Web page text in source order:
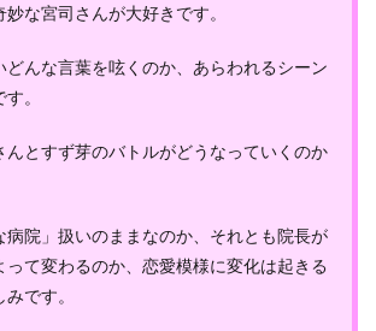
な宮司さんが大好きです。
どんな言葉を呟くのか、あらわれるシーン
。
んとすず芽のバトルがどうなっていくのか
病院」扱いのままなのか、それとも院長が
って変わるのか、恋愛模様に変化は起きる
です。